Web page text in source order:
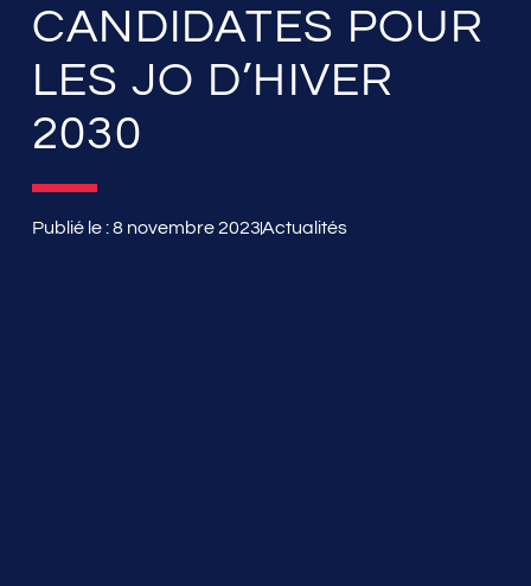
CANDIDATES POUR
LES JO D’HIVER
2030
Publié le :8 novembre 2023Actualités